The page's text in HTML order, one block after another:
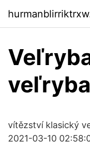
vítězství klasický
2021-03-10